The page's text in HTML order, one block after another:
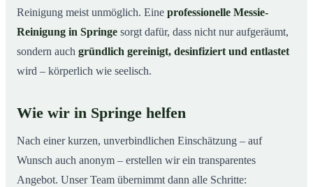
Reinigung meist unmöglich. Eine professionelle Messie-
Reinigung in Springe sorgt dafür, dass nicht nur aufgeräumt,
sondern auch gründlich gereinigt, desinfiziert und entlastet
wird – körperlich wie seelisch.
Wie wir in Springe helfen
Nach einer kurzen, unverbindlichen Einschätzung – auf
Wunsch auch anonym – erstellen wir ein transparentes
Angebot. Unser Team übernimmt dann alle Schritte: